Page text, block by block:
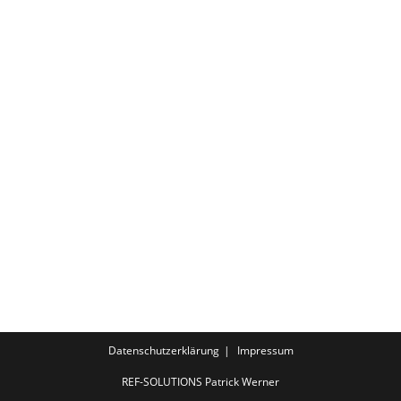
Datenschutzerklärung Impressum
REF-SOLUTIONS Patrick Werner